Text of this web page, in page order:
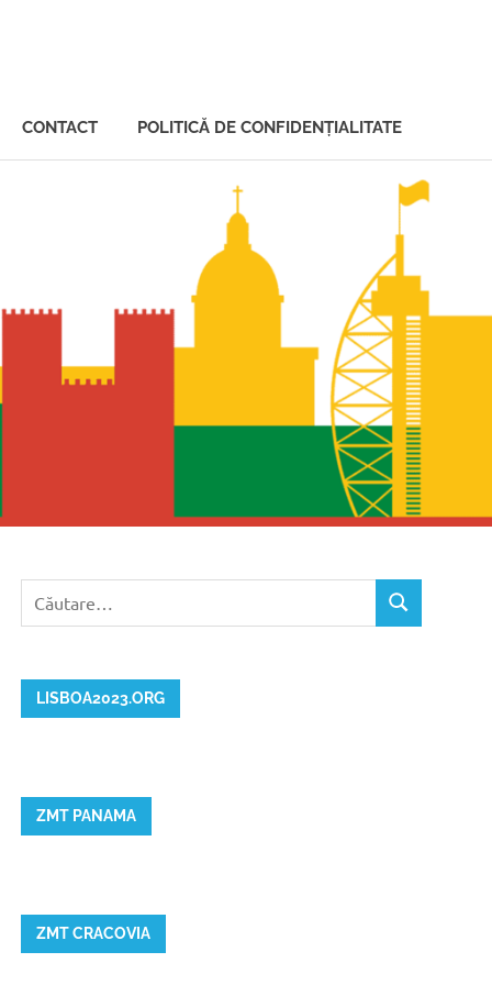
CONTACT POLITICĂ DE CONFIDENȚIALITATE
după:
CĂUTARE
LISBOA2023.ORG
ZMT PANAMA
ZMT CRACOVIA